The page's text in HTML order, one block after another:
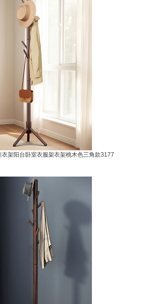
架阳台卧室衣服架衣架桃木色三角款3177